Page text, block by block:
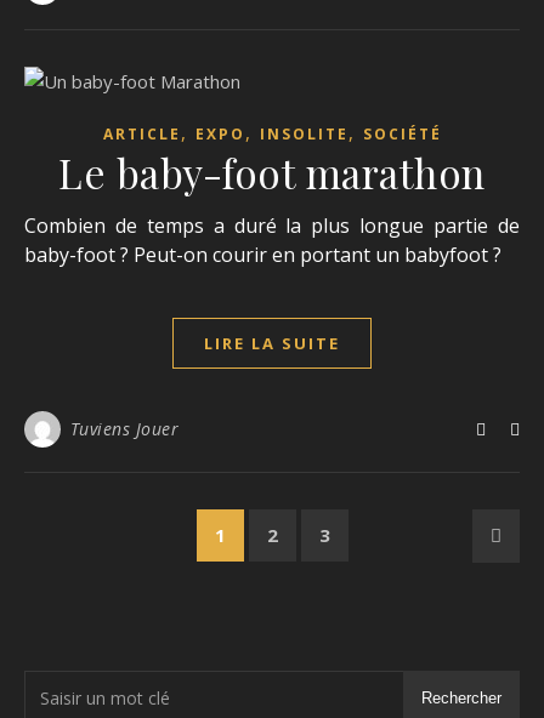
ARTICLE , EXPO , INSOLITE , SOCIÉTÉ
Le baby-foot marathon
Combien de temps a duré la plus longue partie de
baby-foot ? Peut-on courir en portant un babyfoot ?
LIRE LA SUITE
Tuviens Jouer
1 2 3
Rechercher